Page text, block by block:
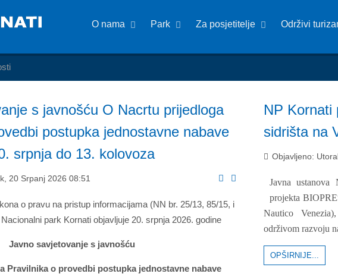
O nama Park Za posjetitelje Održivi
s javnošću O Nacrtu prijedloga
postupka jednostavne nabave
srpnja do 13. kolovoza
20 Srpanj 2026 08:51
o pravu na pristup informacijama (NN br. 25/13, 85/15, i
park Kornati objavljuje 20. srpnja 2026. godine
Javno savjetovanje s javnošću
Pravilnika o provedbi postupka jednostavne nabave
NP Kornati
sidrišta na
Objavljeno:
Javna
projekta
Nautico
održivom razvoju
OPŠIRNIJE...